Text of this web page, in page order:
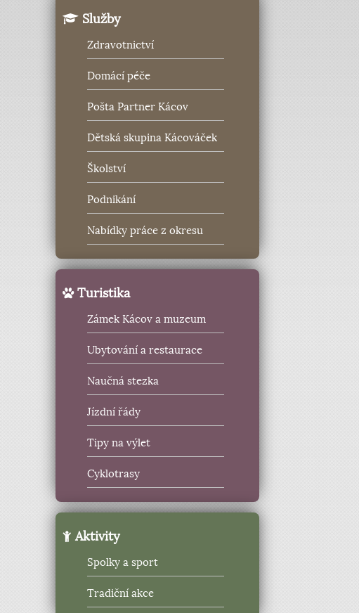
Služby
Zdravotnictví
Domácí péče
Pošta Partner Kácov
Dětská skupina Kácováček
Školství
Podnikání
Nabídky práce z okresu
Turistika
Zámek Kácov a muzeum
Ubytování a restaurace
Naučná stezka
Jízdní řády
Tipy na výlet
Cyklotrasy
Aktivity
Spolky a sport
Tradiční akce